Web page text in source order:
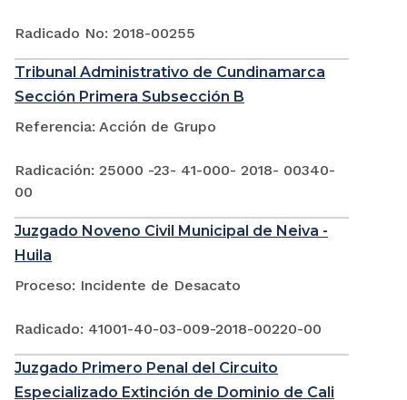
Radicado No: 2018-00255
Tribunal Administrativo de Cundinamarca
Sección Primera Subsección B
Referencia: Acción de Grupo
Radicación: 25000 -23- 41-000- 2018- 00340-
00
Juzgado Noveno Civil Municipal de Neiva -
Huila
Proceso: Incidente de Desacato
Radicado: 41001-40-03-009-2018-00220-00
Juzgado Primero Penal del Circuito
Especializado Extinción de Dominio de Cali